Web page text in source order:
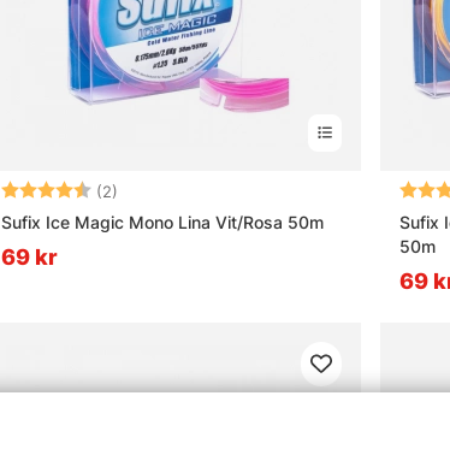
Betyg: (2)
Sufix Ice Magic Mono Lina Vit/Rosa 50m
69 kr
Sufix
50m
69